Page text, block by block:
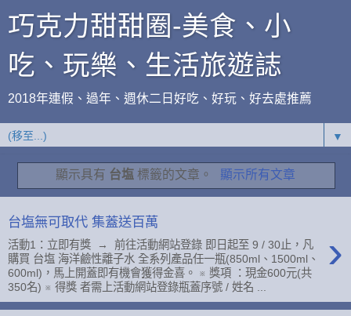
巧克力甜甜圈-美食、小
吃、玩樂、生活旅遊誌
2018年連假、過年、週休二日好吃、好玩、好去處推薦
▼
顯示具有 台塩標籤的文章。 顯示所有文章
台塩無可取代 集蓋送百萬
›
活動1：立即有獎 → 前往活動網站登錄 即日起至 9 / 30止，凡
購買 台塩 海洋鹼性離子水 全系列產品任一瓶(850ml、1500ml、
600ml)，馬上開蓋即有機會獲得金喜。 ※ 獎項 ：現金600元(共
350名) ※ 得獎 者需上活動網站登錄瓶蓋序號 / 姓名 ...